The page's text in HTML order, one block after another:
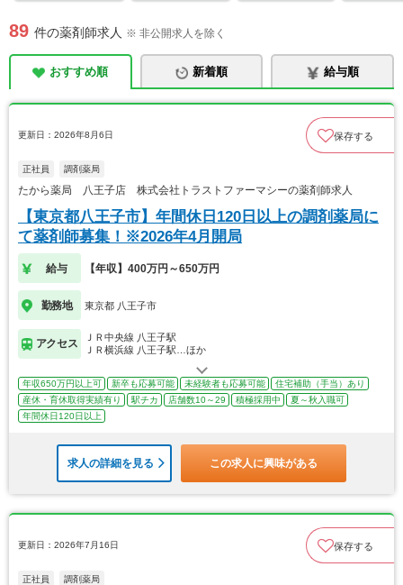
89 件の薬剤師求人 ※ 非公開求人を除く
おすすめ順 新着順 給与順
更新日：2026年8月6日 保存する
正社員 調剤薬局
たから薬局 八王子店 株式会社トラストファーマシーの薬剤師求人
【東京都八王子市】年間休日120日以上の調剤薬局に
て薬剤師募集！※2026年4月開局
給与 【年収】400万円～650万円
勤務地 東京都 八王子市
アクセス
ＪＲ中央線 八王子駅
ＪＲ横浜線 八王子駅…ほか
年収650万円以上可 新卒も応募可能 未経験者も応募可能
住宅補助（手当）あり
産休・育休取得実績有り
駅チカ 店舗数10～29 積極採用中
夏～秋入職可
年間休日120日以上
求人の詳細を見る この求人に興味がある
更新日：2026年7月16日 保存する
正社員 調剤薬局